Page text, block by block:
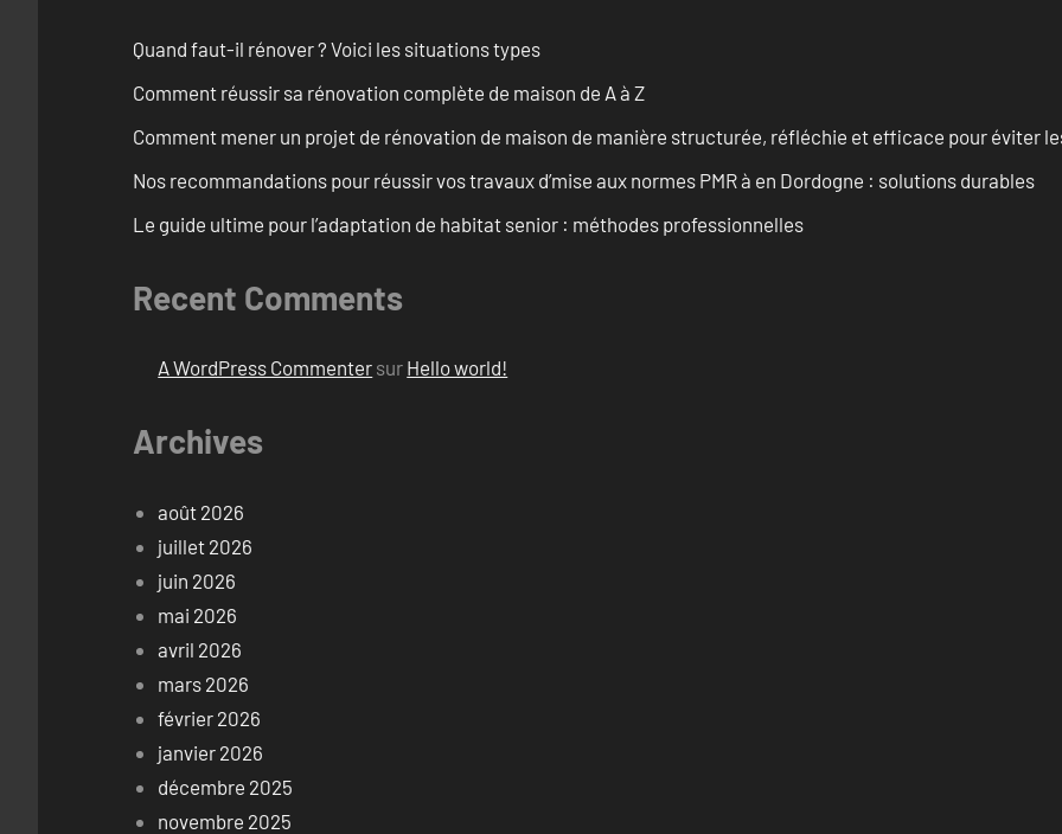
Quand faut-il rénover ? Voici les situations types
Comment réussir sa rénovation complète de maison de A à Z
Comment mener un projet de rénovation de maison de manière structurée, réfléchie et efficace pour éviter
Nos recommandations pour réussir vos travaux d’mise aux normes PMR à en Dordogne : solutions durables
Le guide ultime pour l’adaptation de habitat senior : méthodes professionnelles
Recent Comments
A WordPress Commenter sur Hello world!
Archives
août 2026
juillet 2026
juin 2026
mai 2026
avril 2026
mars 2026
février 2026
janvier 2026
décembre 2025
novembre 2025